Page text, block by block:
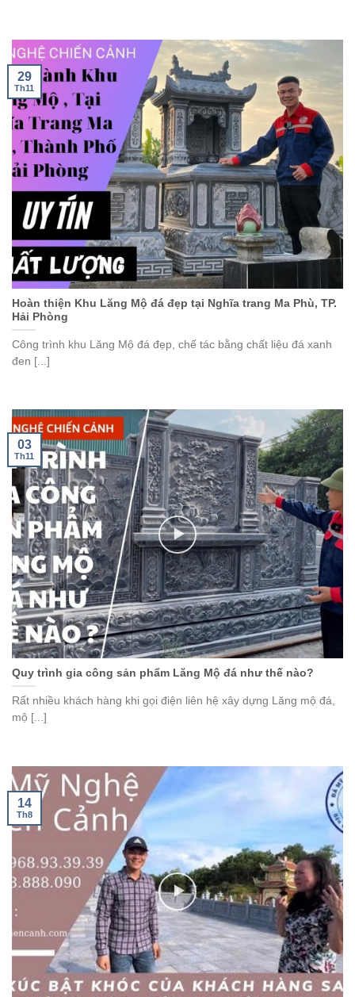
Hoàn thiện Khu Lăng Mộ đá đẹp tại Nghĩa trang Ma Phù, TP.
Hải Phòng
Công trình khu Lăng Mộ đá đẹp, chế tác bằng chất liệu đá xanh
đen [...]
29
Th11
Quy trình gia công sản phẩm Lăng Mộ đá như thế nào?
Rất nhiều khách hàng khi gọi điện liên hệ xây dựng Lăng mộ đá,
mộ [...]
03
Th11
14
Th8